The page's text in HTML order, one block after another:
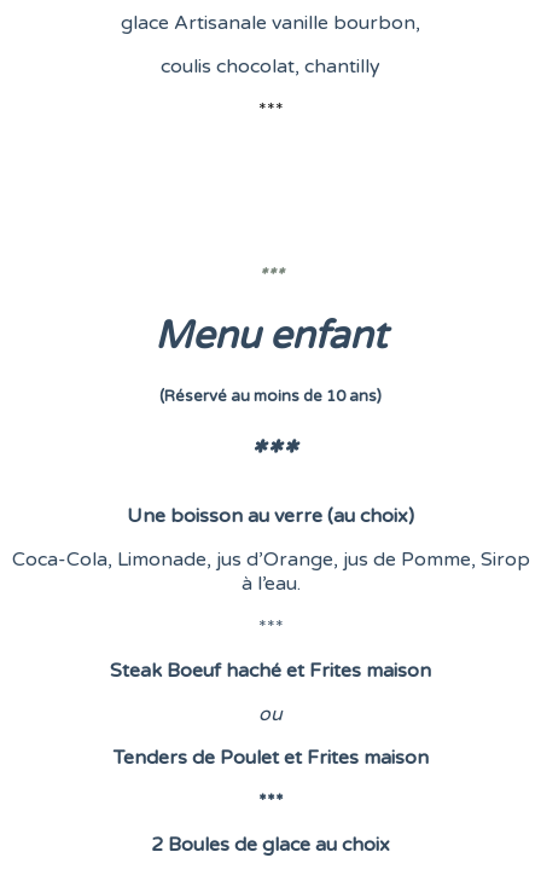
glace Artisanale vanille bourbon,
coulis chocolat, chantilly
***
***
Menu enfant
(Réservé au moins de 10 ans)
***
Une boisson au verre (au choix)
Coca-Cola, Limonade, jus d’Orange, jus de Pomme, Sirop
à l’eau.
***
Steak Boeuf haché et Frites maison
ou
Tenders de Poulet et Frites maison
***
2 Boules de glace au choix